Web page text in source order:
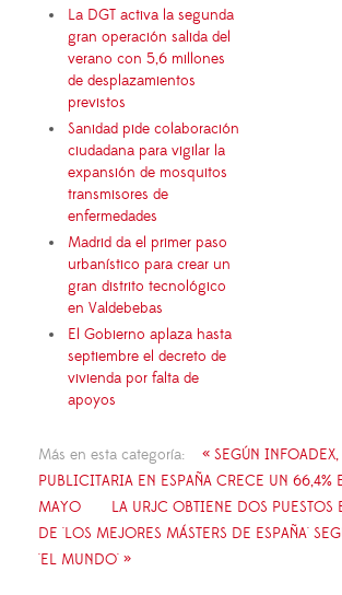
La DGT activa la segunda
gran operación salida del
verano con 5,6 millones
de desplazamientos
previstos
Sanidad pide colaboración
ciudadana para vigilar la
expansión de mosquitos
transmisores de
enfermedades
Madrid da el primer paso
urbanístico para crear un
gran distrito tecnológico
en Valdebebas
El Gobierno aplaza hasta
septiembre el decreto de
vivienda por falta de
apoyos
Más en esta categoría:
« SEGÚN
PUBLICITARIA EN ESPAÑA CRECE UN 66,4%
MAYO
LA URJC OBTIENE DOS PUESTOS
DE 'LOS MEJORES MÁSTERS DE ESPAÑA'
'EL MUNDO' »